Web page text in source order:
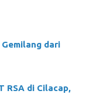
dari
RSA di Cilacap,